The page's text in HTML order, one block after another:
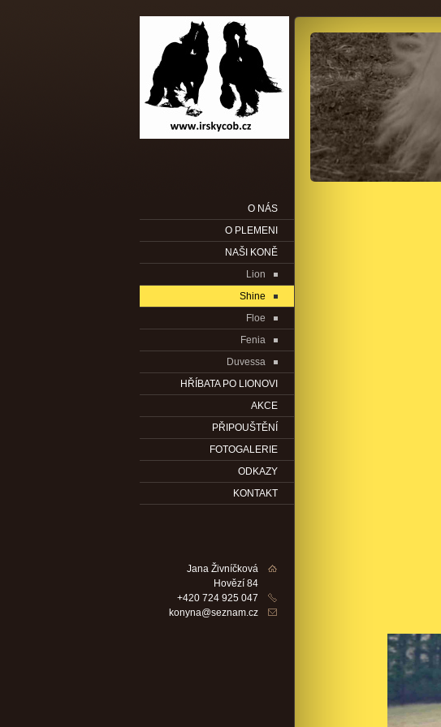
O NÁS
O PLEMENI
NAŠI KONĚ
Lion
Shine
Floe
Fenia
Duvessa
HŘÍBATA PO LIONOVI
AKCE
PŘIPOUŠTĚNÍ
FOTOGALERIE
ODKAZY
KONTAKT
Jana Živníčková
Hovězí 84
+420 724 925 047
konyna@seznam.cz